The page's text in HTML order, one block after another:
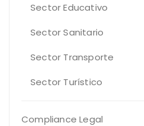
Sector Educativo
Sector Sanitario
Sector Transporte
Sector Turístico
Compliance Legal